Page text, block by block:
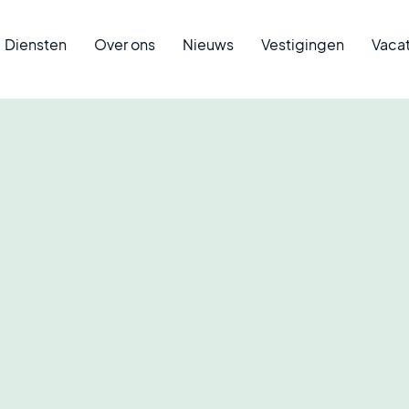
Diensten Over ons Nieuws Vestigingen